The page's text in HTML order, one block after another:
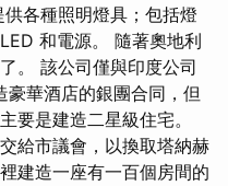
各種照明燈具；包括燈
和電源。 隨著奧地利
。 該公司僅與印度公司
華酒店的銀團合同，但
要是建造二星級住宅。
給市議會，以換取塔納赫
建造一座有一百個房間的